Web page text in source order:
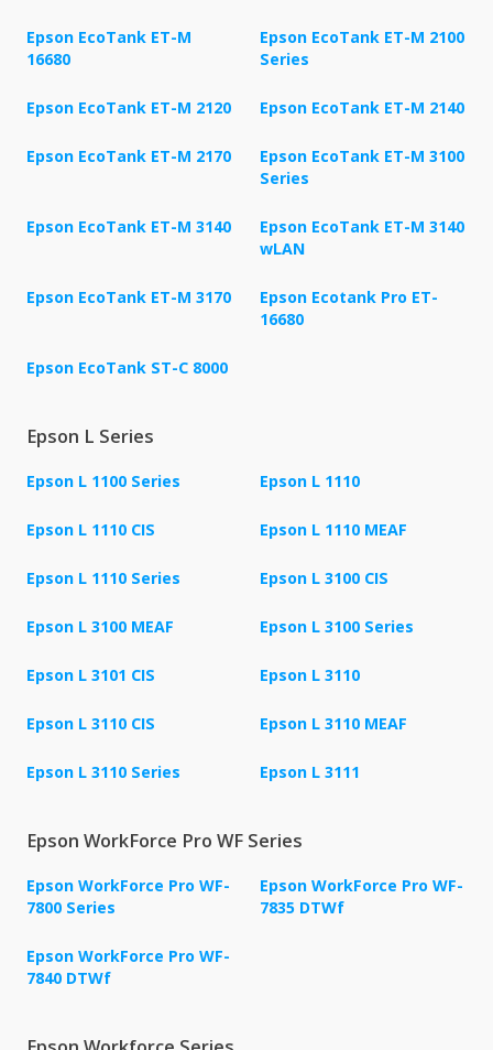
Epson EcoTank ET-M
16680
Epson EcoTank ET-M 2100
Series
Epson EcoTank ET-M 2120 Epson EcoTank ET-M 2140
Epson EcoTank ET-M 2170
Epson EcoTank ET-M 3100
Series
Epson EcoTank ET-M 3140
Epson EcoTank ET-M 3140
wLAN
Epson EcoTank ET-M 3170
Epson Ecotank Pro ET-
16680
Epson EcoTank ST-C 8000
Epson L Series
Epson L 1100 Series Epson L 1110
Epson L 1110 CIS Epson L 1110 MEAF
Epson L 1110 Series Epson L 3100 CIS
Epson L 3100 MEAF Epson L 3100 Series
Epson L 3101 CIS Epson L 3110
Epson L 3110 CIS Epson L 3110 MEAF
Epson L 3110 Series Epson L 3111
Epson WorkForce Pro WF Series
Epson WorkForce Pro WF-
7800 Series
Epson WorkForce Pro WF-
7835 DTWf
Epson WorkForce Pro WF-
7840 DTWf